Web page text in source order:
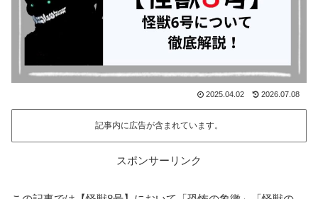
2025.04.02 2026.07.08
記事内に広告が含まれています。
スポンサーリンク